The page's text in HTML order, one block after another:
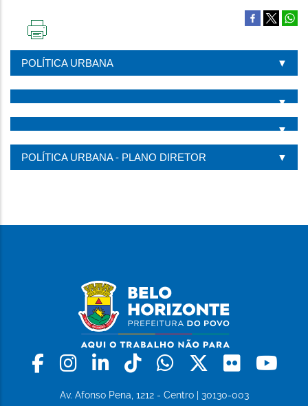
ESTA
PÁGINA
POLÍTICA URBANA
POLÍTICA URBANA - PLANO DIRETOR
Facebook
Instagram
LinkedinTiktokWhatsapp
X Flickr
Av. Afonso Pena, 1212 - Centro | 30130-003